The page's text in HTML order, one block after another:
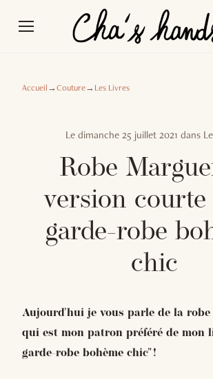
Accueil→Couture→Les Livres
Le dimanche 25 juillet 2021 dans
Robe
version courte
garde-robe
chic
Aujourd'hui je vous parle de la
qui est mon patron préféré de mon
garde-robe bohème chic" !